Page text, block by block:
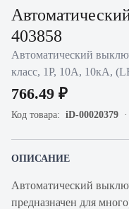
403858
Автоматический
класс, 1P, 10А, 10кА,
766.49 ₽
Код товара: iD-00020379
ОПИСАНИЕ
Автоматический
предназначен для